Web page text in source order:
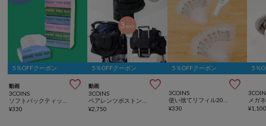
5％OFFクーポン
動画 
3COINS
¥330
5％OFFクーポン
動画 
3COINS
¥2,750
5％OFFクーポン

3COINS
¥330
5％
¥